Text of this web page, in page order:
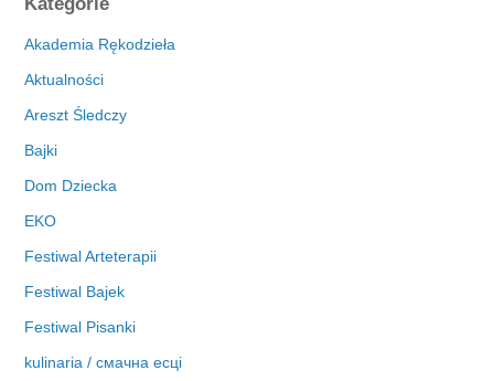
h
i
a
Akademia Rękodzieła
Aktualności
Areszt Śledczy
Bajki
Dom Dziecka
EKO
Festiwal Arteterapii
Festiwal Bajek
Festiwal Pisanki
kulinaria / смачна есці